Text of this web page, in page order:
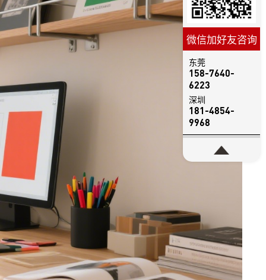
微信加好友咨询
东莞
158-7640-
6223
深圳
181-4854-
9968